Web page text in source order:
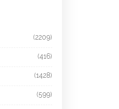
(2209)
(416)
(1428)
(599)